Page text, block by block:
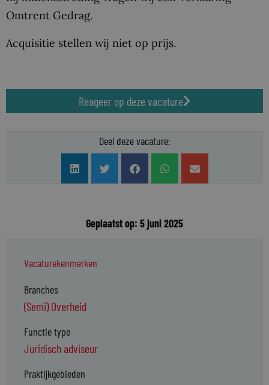
Omtrent Gedrag.
Acquisitie stellen wij niet op prijs.
Reageer op deze vacature
Deel deze vacature:
Geplaatst op: 5 juni 2025
Vacaturekenmerken
Branches
(Semi) Overheid
Functie type
Juridisch adviseur
Praktijkgebieden